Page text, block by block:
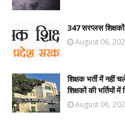
347 सरप्लस
August 06,
शिक्षक भर्ती में नहीं
शिक्षकों की भर्तियों
August 06,